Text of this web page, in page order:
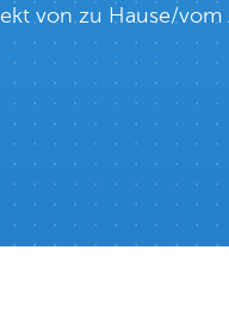
von zu Hause/vom